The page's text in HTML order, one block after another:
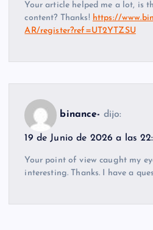
Your article helped me a lot, is
content? Thanks! https://
AR/register?ref=UT2YTZSU
binance- dijo:
19 de Junio de 2026 a las
Your point of view caught my
interesting. Thanks. I have a